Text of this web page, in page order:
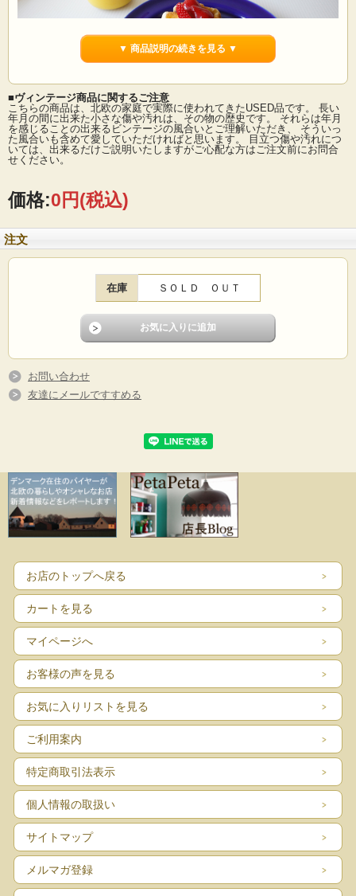
デンマーク、Desiree社のマグカップです。ロイヤルブルーの釉薬が美しいお品で
す。お揃いでデザートプレートもあります。セットでいかがですか？
人気を博しましたが現在は他社の傘下に入りデンマークの窯は閉じられていま
す。
■製造国 ：デンマーク
■メーカー：Desiree
■コンディション：使用感少なめで、よいヴィンテージコンディションです。
▼ 商品説明の続きを見る ▼
■ヴィンテージ商品に関するご注意
こちらの商品は、北欧の家庭で実際に使われてきたUSED品です。 長い
年月の間に出来た小さな傷や汚れは、その物の歴史です。 それらは年月
を感じることの出来るビンテージの風合いとご理解いただき、 そういっ
た風合いも含めて愛していただければと思います。 目立つ傷や汚れにつ
いては、出来るだけご説明いたしますがご心配な方はご注文前にお問合
せください。
価格:0円(税込)
注文
在庫 ＳＯＬＤ ＯＵＴ
お問い合わせ
友達にメールですすめる
お店のトップへ戻る
カートを見る
マイページへ
お客様の声を見る
お気に入りリストを見る
ご利用案内
特定商取引法表示
個人情報の取扱い
サイトマップ
メルマガ登録